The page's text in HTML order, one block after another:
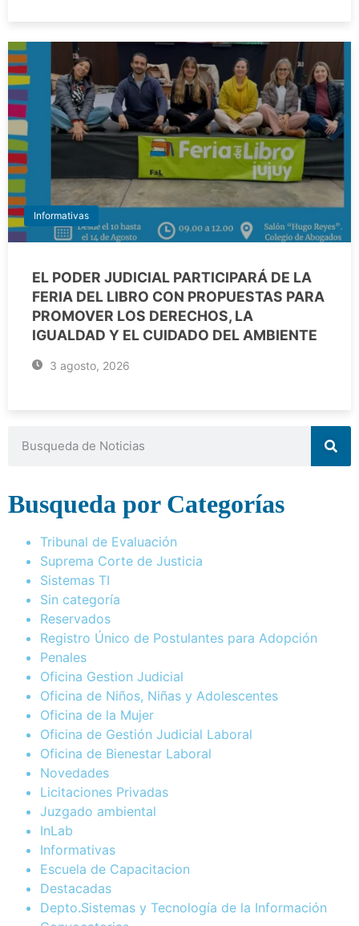
Informativas
EL PODER JUDICIAL PARTICIPARÁ DE LA
FERIA DEL LIBRO CON PROPUESTAS PARA
PROMOVER LOS DERECHOS, LA
IGUALDAD Y EL CUIDADO DEL AMBIENTE
3 agosto, 2026
Busqueda por Categorías
Tribunal de Evaluación
Suprema Corte de Justicia
Sistemas TI
Sin categoría
Reservados
Registro Único de Postulantes para Adopción
Penales
Oficina Gestion Judicial
Oficina de Niños, Niñas y Adolescentes
Oficina de la Mujer
Oficina de Gestión Judicial Laboral
Oficina de Bienestar Laboral
Novedades
Licitaciones Privadas
Juzgado ambiental
InLab
Informativas
Escuela de Capacitacion
Destacadas
Depto.Sistemas y Tecnología de la Información